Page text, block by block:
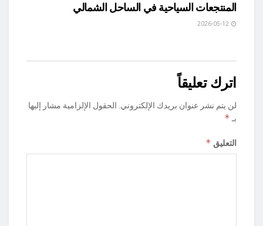
المنتجعات السياحية في الساحل الشمالي
اترك تعليقاً
لن يتم نشر عنوان بريدك الإلكتروني. الحقول الإلزامية مشار إليها
بـ *
التعليق *